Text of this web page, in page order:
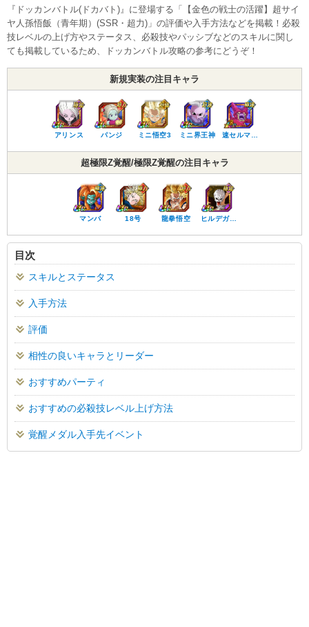
『ドッカンバトル(ドカバト)』に登場する「【金色の戦士の活躍】超サイ
ヤ人孫悟飯（青年期）(SSR・超力)」の評価や入手方法などを掲載！必殺
技レベルの上げ方やステータス、必殺技やパッシブなどのスキルに関し
ても掲載しているため、ドッカンバトル攻略の参考にどうぞ！
新規実装の注目キャラ
アリンス パンジ ミニ悟空3 ミニ界王神 速セルマ…
超極限Z覚醒/極限Z覚醒の注目キャラ
マンバ 18号 龍拳悟空 ヒルデガ…
目次
スキルとステータス
入手方法
評価
相性の良いキャラとリーダー
おすすめパーティ
おすすめの必殺技レベル上げ方法
覚醒メダル入手先イベント